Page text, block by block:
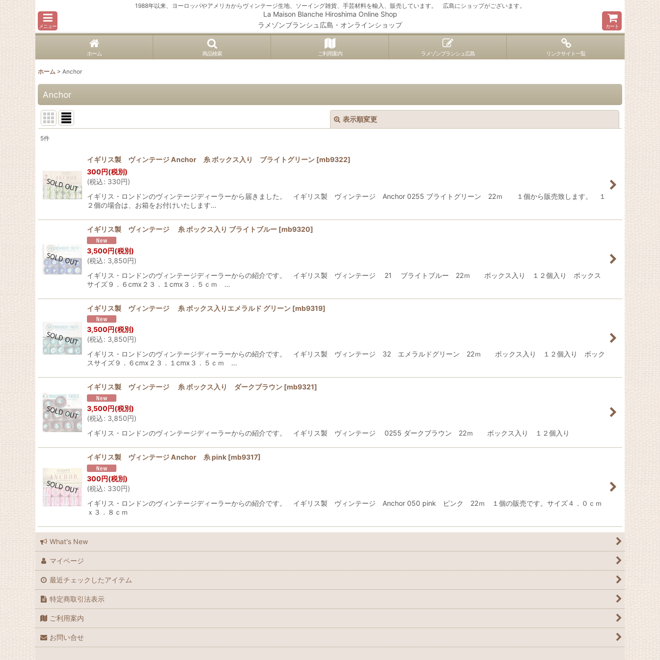
1988年以来、ヨーロッパやアメリカからヴィンテージ生地、ソーイング雑貨、手芸材料を輸入、販売しています。 広島にショップがございます。
メニュー
La Maison Blanche Hiroshima Online Shop
ラメゾンブランシュ広島・オンラインショップ
カート
ホーム 商品検索 ご利用案内 ラメゾンブランシュ広島 リンクサイト一覧
ホーム > Anchor
Anchor
表示順変更
並び順
絞り込む
5件
イギリス製 ヴィンテージ Anchor 糸 ボックス入り ブライトグリーン [mb9322]
300円(税別)
(税込: 330円)
イギリス・ロンドンのヴィンテージディーラーから届きました。 イギリス製 ヴィンテージ Anchor 0255 ブライトグリーン 22ｍ １個から販売致します。 １
２個の場合は、お箱をお付けいたします…
イギリス製 ヴィンテージ 糸 ボックス入り ブライトブルー [mb9320]
3,500円(税別)
(税込: 3,850円)
イギリス・ロンドンのヴィンテージディーラーからの紹介です。 イギリス製 ヴィンテージ 21 ブライトブルー 22ｍ ボックス入り １２個入り ボックス
サイズ９．６cmx２３．１cmx３．５ｃｍ …
イギリス製 ヴィンテージ 糸 ボックス入りエメラルド グリーン [mb9319]
3,500円(税別)
(税込: 3,850円)
イギリス・ロンドンのヴィンテージディーラーからの紹介です。 イギリス製 ヴィンテージ 32 エメラルドグリーン 22ｍ ボックス入り １２個入り ボック
スサイズ９．６cmx２３．１cmx３．５ｃｍ …
イギリス製 ヴィンテージ 糸 ボックス入り ダークブラウン [mb9321]
3,500円(税別)
(税込: 3,850円)
イギリス・ロンドンのヴィンテージディーラーからの紹介です。 イギリス製 ヴィンテージ 0255 ダークブラウン 22ｍ ボックス入り １２個入り
イギリス製 ヴィンテージ Anchor 糸 pink [mb9317]
300円(税別)
(税込: 330円)
イギリス・ロンドンのヴィンテージディーラーからの紹介です。 イギリス製 ヴィンテージ Anchor 050 pink ピンク 22ｍ １個の販売です。サイズ４．０ｃｍ
ｘ３．８ｃｍ
What's New
マイページ
最近チェックしたアイテム
特定商取引法表示
ご利用案内
お問い合せ